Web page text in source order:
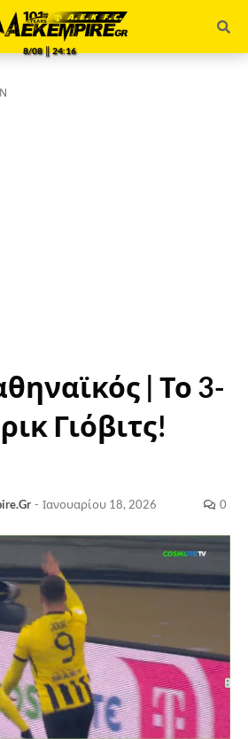
8/08 ║ 24:16
| Το 3-
Γιόβιτς!
- Ιανουαρίου 18, 2026 0